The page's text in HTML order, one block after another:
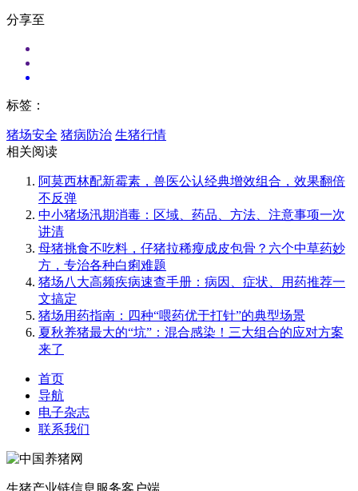
分享至
标签：
猪场安全 猪病防治 生猪行情
相关阅读
阿莫西林配新霉素，兽医公认经典增效组合，效果翻倍
不反弹
中小猪场汛期消毒：区域、药品、方法、注意事项一次
讲清
母猪挑食不吃料，仔猪拉稀瘦成皮包骨？六个中草药妙
方，专治各种白痢难题
猪场八大高频疾病速查手册：病因、症状、用药推荐一
文搞定
猪场用药指南：四种“喂药优于打针”的典型场景
夏秋养猪最大的“坑”：混合感染！三大组合的应对方案
来了
首页
导航
电子杂志
联系我们
生猪产业链信息服务客户端